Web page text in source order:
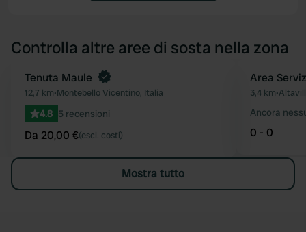
Controlla altre aree di sosta nella zona
Preferito
Prenota ora
Tenuta Maule
12,7 km•Montebello Vicentino, Italia
4.8 5 recensioni
Da 20,00 €(escl. costi)
Area
3,4 km•
Ancora
0 - 0
Mostra tutto